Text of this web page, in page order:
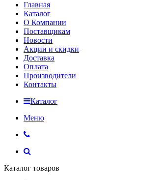
Главная
Каталог
О Компании
Поставщикам
Новости
Акции и скидки
Доставка
Оплата
Производители
Контакты
Каталог
Меню
Каталог товаров